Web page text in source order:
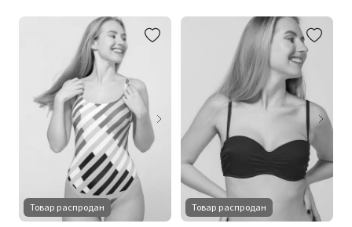
Товар распродан Товар распродан